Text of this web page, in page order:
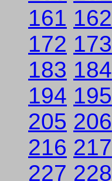
161 162
172 173
183 184
194 195
205 206
216 217
227 228